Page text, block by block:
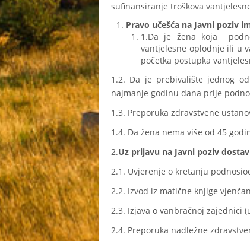
sufinansiranje troškova
Pravo učešća na Javni poziv
1.Da je žena koja
vantjelesne oplodnje ili u
početka postupka
1.2. Da je prebivalište jednog
najmanje godinu dana prije
1.3. Preporuka zdravstvene
1.4. Da žena nema više od 45
2.Uz prijavu na Javni poziv
2.1. Uvjerenje o kretanju
2.2. Izvod iz matične knjige
2.3. Izjava o vanbračnoj zajednici
2.4. Preporuka nadležne